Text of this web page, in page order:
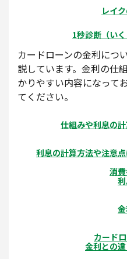
レイ
1秒診断（い
カードローンの金利につ
説しています。金利の仕
かりやすい内容になって
てください。
仕組みや利息の
利息の計算方法や注意
消
カード
金利との